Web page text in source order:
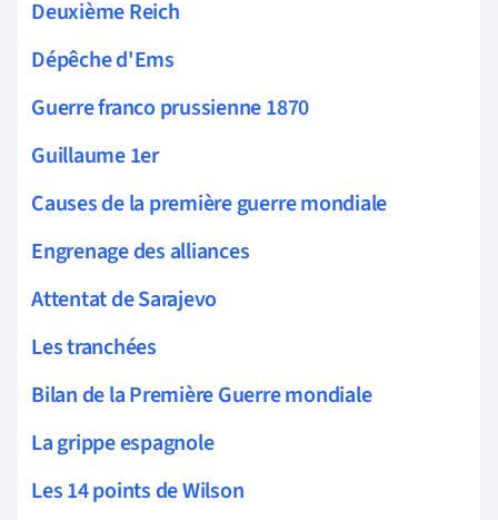
Deuxième Reich
Dépêche d'Ems
Guerre franco prussienne 1870
Guillaume 1er
Causes de la première guerre mondiale
Engrenage des alliances
Attentat de Sarajevo
Les tranchées
Bilan de la Première Guerre mondiale
La grippe espagnole
Les 14 points de Wilson